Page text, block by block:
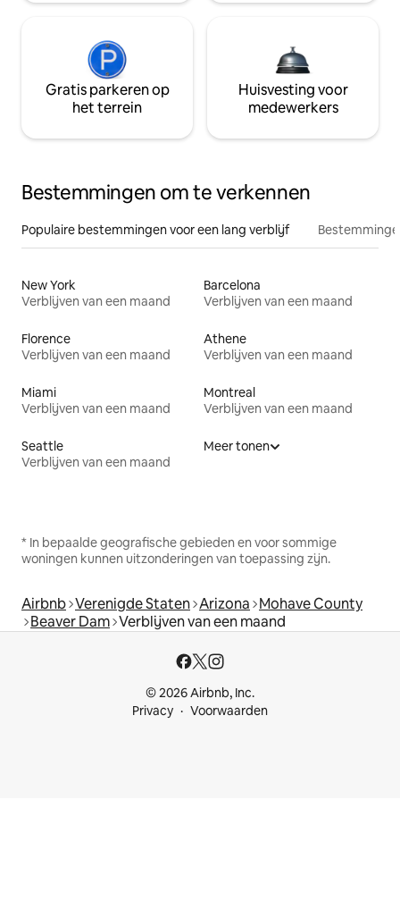
Gratis parkeren op
het terrein
Huisvesting voor
medewerkers
Bestemmingen om te verkennen
Populaire bestemmingen voor een lang verblijf
New York
Verblijven van een maand
Barcelona
Verblijven van een maand
Florence
Verblijven van een maand
Athene
Verblijven van een maand
Miami
Verblijven van een maand
Montreal
Verblijven van een maand
Seattle
Verblijven van een maand
Meer tonen
* In bepaalde geografische gebieden en voor sommige
woningen kunnen uitzonderingen van toepassing zijn.
Airbnb Verenigde Staten Arizona Mohave County
Beaver Dam Verblijven van een maand
© 2026 Airbnb, Inc.
Privacy
Voorwaarden